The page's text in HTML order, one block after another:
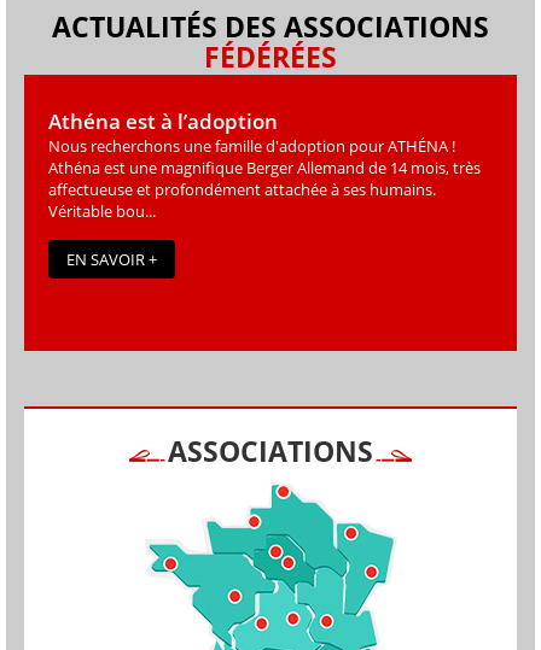
ACTUALITÉS DES ASSOCIATIONS
FÉDÉRÉES
Athéna est à l’adoption
Nous recherchons une famille d'adoption pour ATHÉNA !
Athéna est une magniﬁque Berger Allemand de 14 mois, très
affectueuse et profondément attachée à ses humains.
Véritable bou...
EN SAVOIR +
ASSOCIATIONS